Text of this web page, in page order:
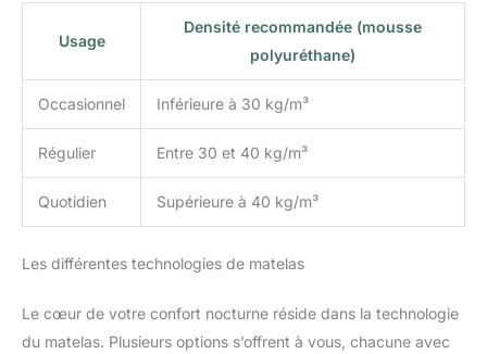
faire gagner du temps et des
efforts, ce qui en fait une
idéale pour les personnes ayant
un mode de vie actif.
Usage
Densité recommandée (mousse
polyuréthane)
Occasionnel Inférieure à 30 kg/m³
Régulier Entre 30 et 40 kg/m³
Quotidien Supérieure à 40 kg/m³
Les différentes technologies de matelas
Le cœur de votre confort nocturne réside dans la technologie
du matelas. Plusieurs options s’offrent à vous, chacune avec